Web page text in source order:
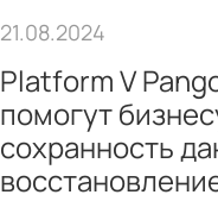
21.08.2024
Platform V
помогут
сохранность